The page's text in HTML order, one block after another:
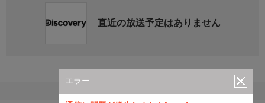
エラー
直近の放送予定はありません